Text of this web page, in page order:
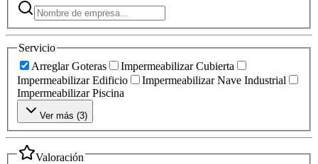
Servicio
Arreglar Goteras
Impermeabilizar Cubierta
Impermeabilizar Edificio
Impermeabilizar Nave Industrial
Impermeabilizar Piscina
Ver más (3)
Valoración